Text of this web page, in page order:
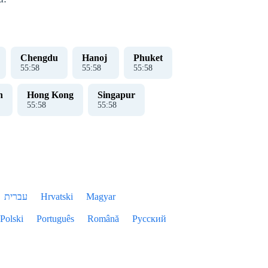
Chengdu
55:59
Hanoj ​​
55:59
Phuket
55:59
Hong Kong
55:59
Singapur
55:59
עברית Hrvatski Magyar
Polski Português Română Русский